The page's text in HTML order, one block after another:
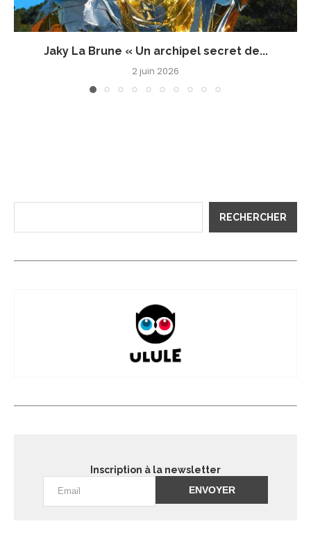
Jaky La Brune « Un archipel secret de...
2 juin 2026
RECHERCHER
Inscription à la newsletter